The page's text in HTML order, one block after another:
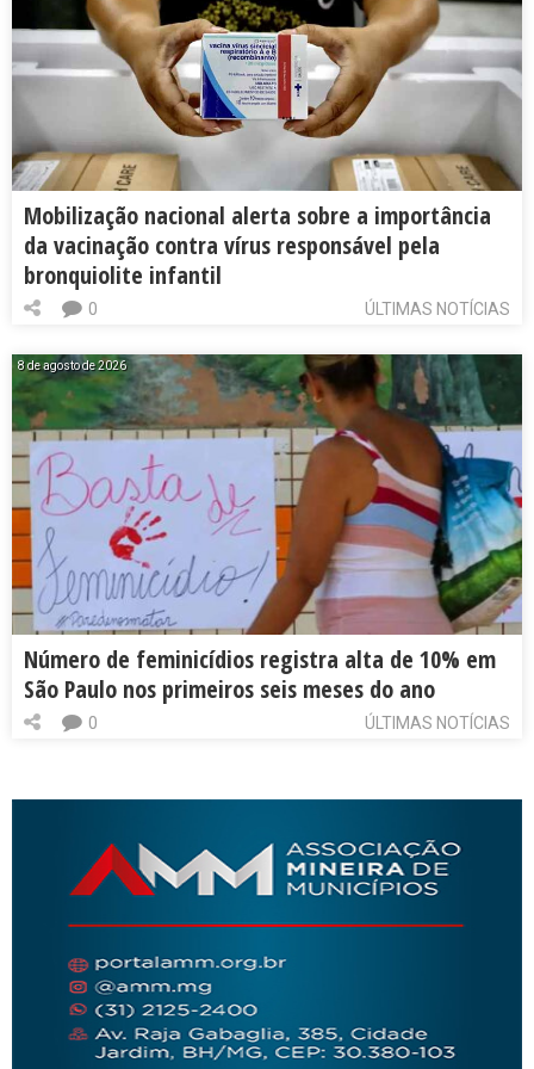
Mobilização nacional alerta sobre a importância
da vacinação contra vírus responsável pela
bronquiolite infantil
ÚLTIMAS NOTÍCIAS
0
8 de agosto de 2026
Número de feminicídios registra alta de 10% em
São Paulo nos primeiros seis meses do ano
ÚLTIMAS NOTÍCIAS
0